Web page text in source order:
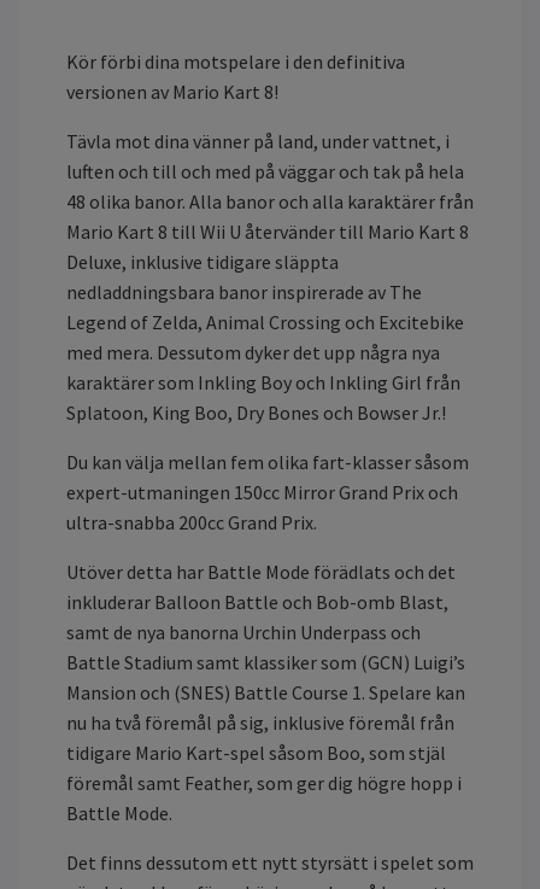
Kör förbi dina motspelare i den definitiva
versionen av Mario Kart 8!
Tävla mot dina vänner på land, under vattnet, i
luften och till och med på väggar och tak på hela
48 olika banor. Alla banor och alla karaktärer från
Mario Kart 8 till Wii U återvänder till Mario Kart 8
Deluxe, inklusive tidigare släppta
nedladdningsbara banor inspirerade av The
Legend of Zelda, Animal Crossing och Excitebike
med mera. Dessutom dyker det upp några nya
karaktärer som Inkling Boy och Inkling Girl från
Splatoon, King Boo, Dry Bones och Bowser Jr.!
Du kan välja mellan fem olika fart-klasser såsom
expert-utmaningen 150cc Mirror Grand Prix och
ultra-snabba 200cc Grand Prix.
Utöver detta har Battle Mode förädlats och det
inkluderar Balloon Battle och Bob-omb Blast,
samt de nya banorna Urchin Underpass och
Battle Stadium samt klassiker som (GCN) Luigi’s
Mansion och (SNES) Battle Course 1. Spelare kan
nu ha två föremål på sig, inklusive föremål från
tidigare Mario Kart-spel såsom Boo, som stjäl
föremål samt Feather, som ger dig högre hopp i
Battle Mode.
Det finns dessutom ett nytt styrsätt i spelet som